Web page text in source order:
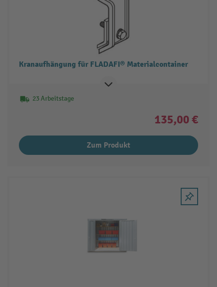
Kranaufhängung für FLADAFI® Materialcontainer
23 Arbeitstage
135,00 €
Zum Produkt